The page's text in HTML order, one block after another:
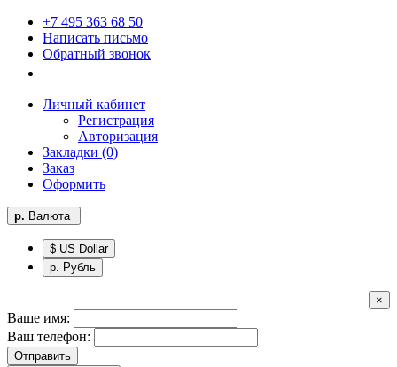
+7 495 363 68 50
Написать письмо
Обратный звонок
Личный кабинет
Регистрация
Авторизация
Закладки (0)
Заказ
Оформить
р. Валюта
$ US Dollar
р. Рубль
×
Ваше имя:
Ваш телефон:
Отправить